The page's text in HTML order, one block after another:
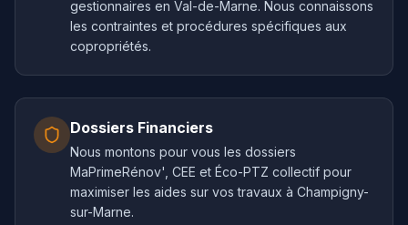
gestionnaires en Val-de-Marne. Nous connaissons
les contraintes et procédures spécifiques aux
copropriétés.
Dossiers Financiers
Nous montons pour vous les dossiers
MaPrimeRénov', CEE et Éco-PTZ collectif pour
maximiser les aides sur vos travaux à Champigny-
sur-Marne.